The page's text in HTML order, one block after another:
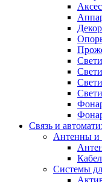
Связь и
Антенны и
Системы